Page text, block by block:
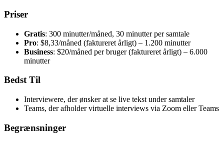
Priser
Gratis: 300 minutter/måned, 30 minutter per samtale
Pro: $8,33/måned (faktureret årligt) – 1.200 minutter
Business: $20/måned per bruger (faktureret årligt) – 6.000
minutter
Bedst Til
Interviewere, der ønsker at se live tekst under samtaler
Teams, der afholder virtuelle interviews via Zoom eller Teams
Begrænsninger